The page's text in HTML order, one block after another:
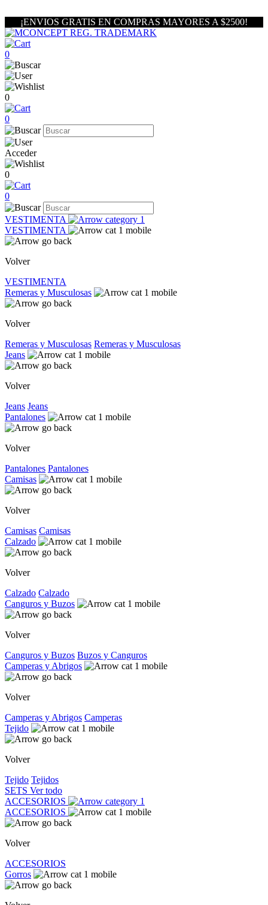
¡ENVIOS GRATIS EN COMPRAS MAYORES A $2500!
0
0
0
Acceder
0
0
VESTIMENTA
VESTIMENTA
Volver
VESTIMENTA
Remeras y Musculosas
Volver
Remeras y Musculosas Remeras y Musculosas
Jeans
Volver
Jeans Jeans
Pantalones
Volver
Pantalones Pantalones
Camisas
Volver
Camisas Camisas
Calzado
Volver
Calzado Calzado
Canguros y Buzos
Volver
Canguros y Buzos Buzos y Canguros
Camperas y Abrigos
Volver
Camperas y Abrigos Camperas
Tejido
Volver
Tejido Tejidos
SETS Ver todo
ACCESORIOS
ACCESORIOS
Volver
ACCESORIOS
Gorros